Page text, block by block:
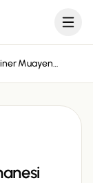
Petlife Veteriner Muayenehanesi